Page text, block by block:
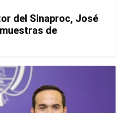
del Sinaproc, José
de